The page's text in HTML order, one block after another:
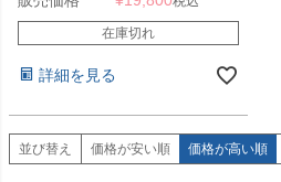
在庫切れ
詳細を見る
並び替え 価格が安い順 価格が高い順